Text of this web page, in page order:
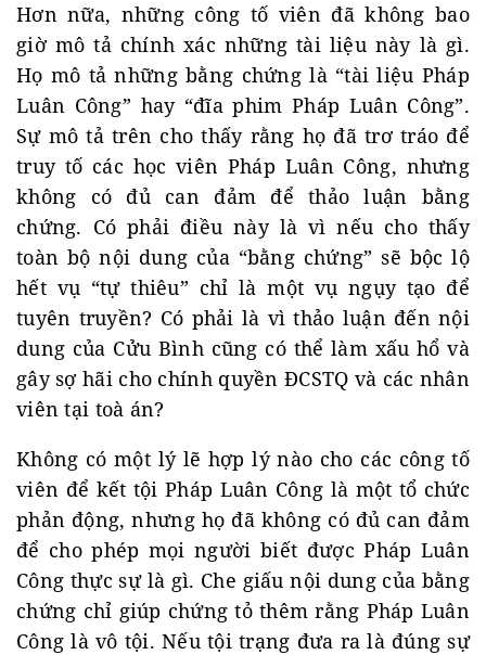
Hơn nữa, những công tố viên đã không bao
giờ mô tả chính xác những tài liệu này là gì.
Họ mô tả những bằng chứng là “tài liệu Pháp
Luân Công” hay “đĩa phim Pháp Luân Công”.
Sự mô tả trên cho thấy rằng họ đã trơ tráo để
truy tố các học viên Pháp Luân Công, nhưng
không có đủ can đảm để thảo luận bằng
chứng. Có phải điều này là vì nếu cho thấy
toàn bộ nội dung của “bằng chứng” sẽ bộc lộ
hết vụ “tự thiêu” chỉ là một vụ ngụy tạo để
tuyên truyền? Có phải là vì thảo luận đến nội
dung của Cửu Bình cũng có thể làm xấu hổ và
gây sợ hãi cho chính quyền ĐCSTQ và các nhân
viên tại toà án?
Không có một lý lẽ hợp lý nào cho các công tố
viên để kết tội Pháp Luân Công là một tổ chức
phản động, nhưng họ đã không có đủ can đảm
để cho phép mọi người biết được Pháp Luân
Công thực sự là gì. Che giấu nội dung của bằng
chứng chỉ giúp chứng tỏ thêm rằng Pháp Luân
Công là vô tội. Nếu tội trạng đưa ra là đúng sự